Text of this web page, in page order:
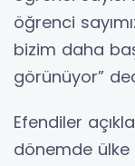
öğrenci
bizim daha
görünüyor”
Efendiler
dönemde